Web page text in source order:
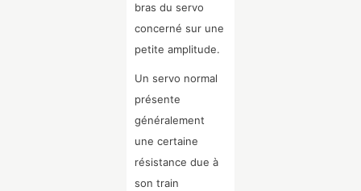
bras du servo
concerné sur une
petite amplitude.
Un servo normal
présente
généralement
une certaine
résistance due à
son train